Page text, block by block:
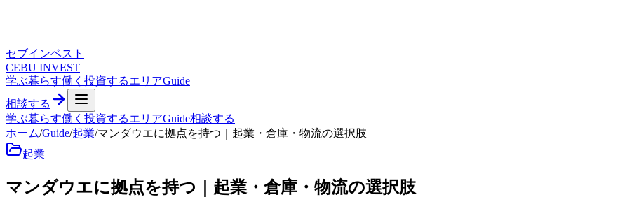
セブインベスト
CEBU INVEST
学ぶ暮らす働く 投資するエリアGuide
相談する
学ぶ暮らす働く 投資するエリアGuide相談する
ホーム/Guide/起業/マンダウエに拠点を持つ｜起業・倉庫・物流の選択肢
起業
マンダウエに拠点を持つ｜起業・倉庫・物流の選択肢